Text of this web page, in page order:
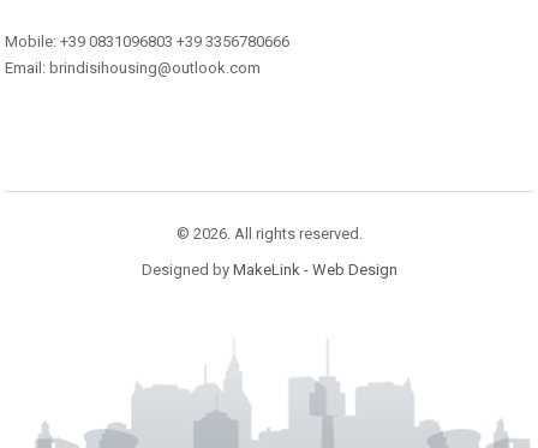
Mobile: +39 0831096803 +39 3356780666
Email: brindisihousing@outlook.com
© 2026. All rights reserved.
Designed by MakeLink - Web Design